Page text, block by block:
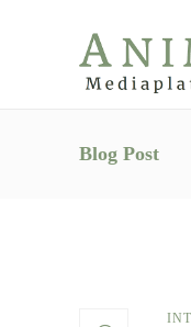
Blog Post